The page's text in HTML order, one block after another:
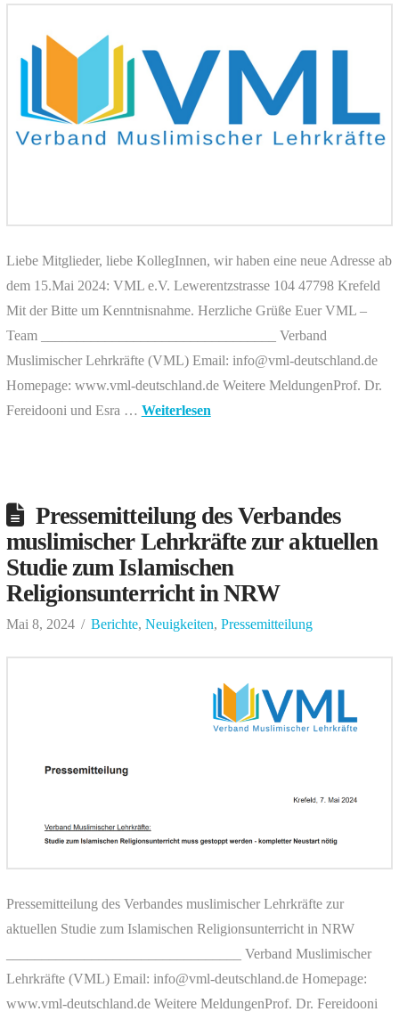
Liebe Mitglieder, liebe KollegInnen, wir haben eine neue Adresse ab
dem 15.Mai 2024: VML e.V. Lewerentzstrasse 104 47798 Krefeld
Mit der Bitte um Kenntnisnahme. Herzliche Grüße Euer VML –
Team _________________________________ Verband
Muslimischer Lehrkräfte (VML) Email: info@vml-deutschland.de
Homepage: www.vml-deutschland.de Weitere MeldungenProf. Dr.
Fereidooni und Esra … Weiterlesen
Pressemitteilung des Verbandes
muslimischer Lehrkräfte zur aktuellen
Studie zum Islamischen
Religionsunterricht in NRW
Mai 8, 2024 Berichte, Neuigkeiten, Pressemitteilung
Pressemitteilung des Verbandes muslimischer Lehrkräfte zur
aktuellen Studie zum Islamischen Religionsunterricht in NRW
_________________________________ Verband Muslimischer
Lehrkräfte (VML) Email: info@vml-deutschland.de Homepage:
www.vml-deutschland.de Weitere MeldungenProf. Dr. Fereidooni